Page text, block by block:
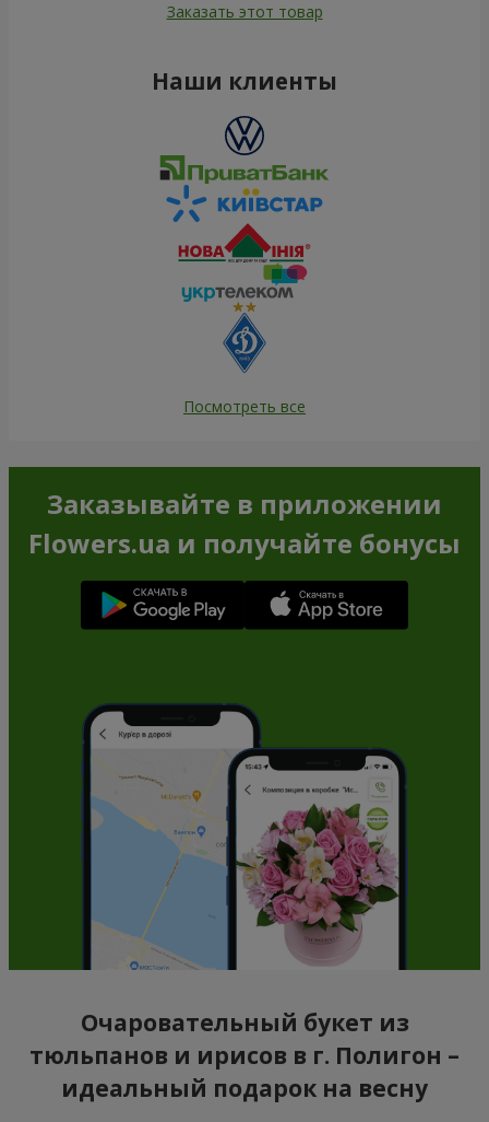
Заказать этот товар
Наши клиенты
Посмотреть все
Заказывайте в приложении
Flowers.ua и получайте бонусы
Очаровательный букет из
тюльпанов и ирисов в г. Полигон –
идеальный подарок на весну